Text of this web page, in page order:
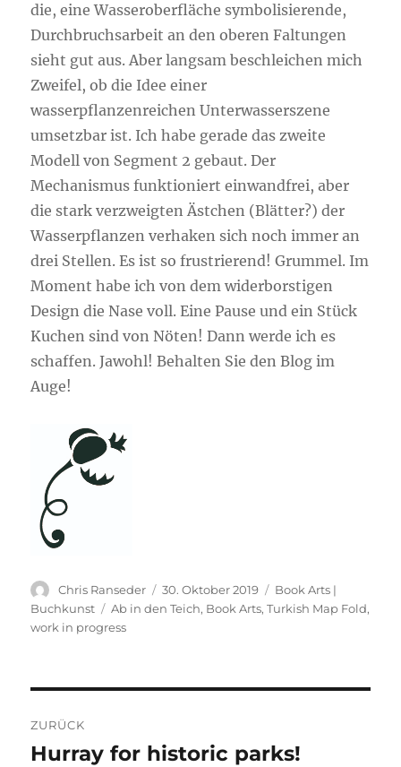
die, eine Wasseroberfläche symbolisierende,
Durchbruchsarbeit an den oberen Faltungen
sieht gut aus. Aber langsam beschleichen mich
Zweifel, ob die Idee einer
wasserpflanzenreichen Unterwasserszene
umsetzbar ist. Ich habe gerade das zweite
Modell von Segment 2 gebaut. Der
Mechanismus funktioniert einwandfrei, aber
die stark verzweigten Ästchen (Blätter?) der
Wasserpflanzen verhaken sich noch immer an
drei Stellen. Es ist so frustrierend! Grummel. Im
Moment habe ich von dem widerborstigen
Design die Nase voll. Eine Pause und ein Stück
Kuchen sind von Nöten! Dann werde ich es
schaffen. Jawohl! Behalten Sie den Blog im
Auge!
Autor
Chris Ranseder
Veröffentlicht
am
30. Oktober 2019 Kategorien
Book Arts |
Buchkunst
Schlagwörter
Ab in den Teich, Book Arts,Turkish Map Fold,
work in progress
Navigation
ZURÜCK
Vorheriger
Hurray for historic parks!